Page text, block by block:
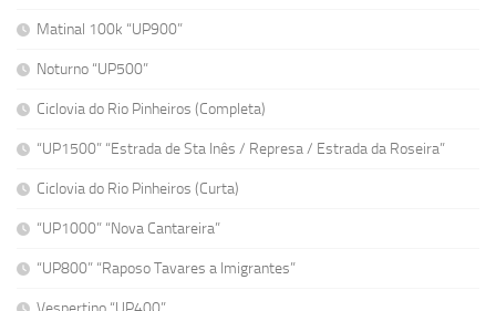
Matinal 100k “UP900”
Noturno “UP500”
Ciclovia do Rio Pinheiros (Completa)
“UP1500” “Estrada de Sta Inês / Represa / Estrada da Roseira”
Ciclovia do Rio Pinheiros (Curta)
“UP1000” “Nova Cantareira”
“UP800” “Raposo Tavares a Imigrantes”